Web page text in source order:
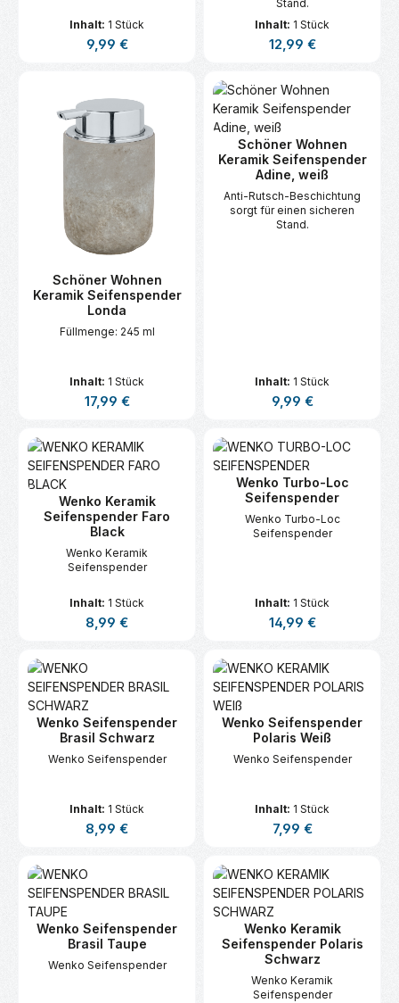
Inhalt: 1 Stück
Regulärer Preis:
9,99 €
Stand.
Inhalt: 1 Stück
Regulärer Preis:
12,99 €
Schöner Wohnen
Keramik Seifenspender
Londa
Füllmenge: 245 ml
Inhalt: 1 Stück
Regulärer Preis:
17,99 €
Schöner Wohnen
Keramik Seifenspender
Adine, weiß
Anti-Rutsch-Beschichtung
sorgt für einen sicheren
Stand.
Inhalt: 1 Stück
Regulärer Preis:
9,99 €
Wenko Keramik
Seifenspender Faro
Black
Wenko Keramik
Seifenspender
Inhalt: 1 Stück
Regulärer Preis:
8,99 €
Wenko Turbo-Loc
Seifenspender
Wenko Turbo-Loc
Seifenspender
Inhalt: 1 Stück
Regulärer Preis:
14,99 €
Wenko Seifenspender
Brasil Schwarz
Wenko Seifenspender
Inhalt: 1 Stück
Regulärer Preis:
8,99 €
Wenko Seifenspender
Polaris Weiß
Wenko Seifenspender
Inhalt: 1 Stück
Regulärer Preis:
7,99 €
Wenko Seifenspender
Brasil Taupe
Wenko Seifenspender
Wenko Keramik
Seifenspender Polaris
Schwarz
Wenko Keramik
Seifenspender